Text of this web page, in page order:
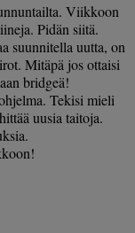
Viikkoon
Pidän siitä.
suunnitella uutta, on
Mitäpä jos ottaisi
bridgeä!
Tekisi mieli
uusia taitoja.